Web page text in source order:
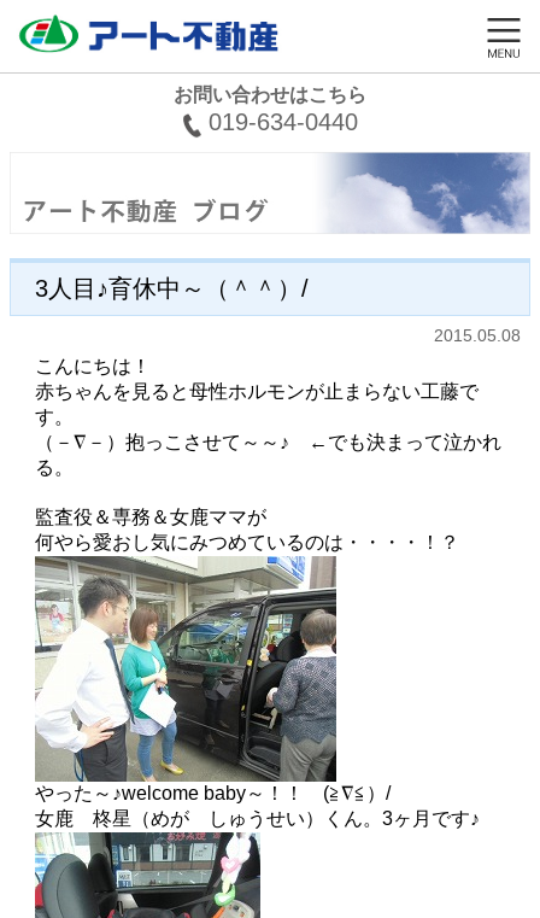
お問い合わせはこちら
019-634-0440
3人目♪育休中～（＾＾）/
2015.05.08
こんにちは！
赤ちゃんを見ると母性ホルモンが止まらない工藤で
す。
（－∇－）抱っこさせて～～♪ ←でも決まって泣かれ
る。
監査役＆専務＆女鹿ママが
何やら愛おし気にみつめているのは・・・・！？
やった～♪welcome baby～！！ (≧∇≦）/
女鹿 柊星（めが しゅうせい）くん。3ヶ月です♪